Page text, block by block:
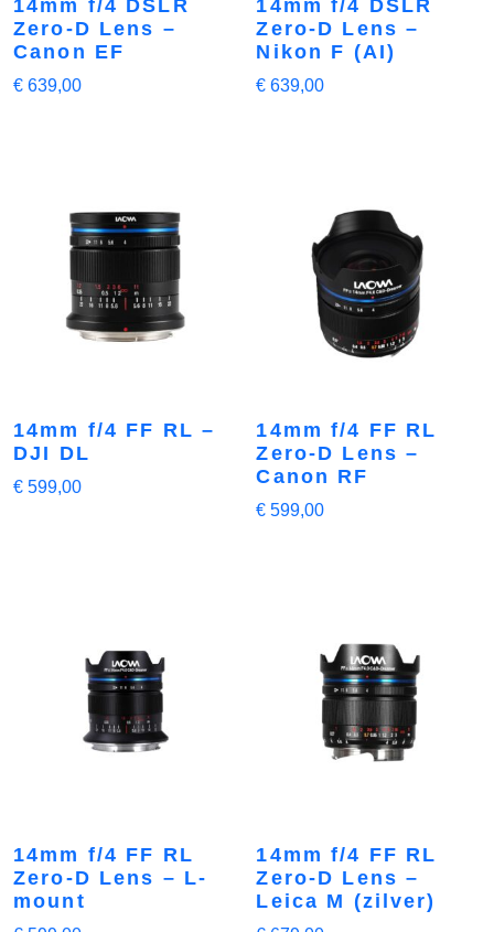
14mm f/4 DSLR
Zero-D Lens –
Canon EF
€ 639,00
14mm f/4 DSLR
Zero-D Lens –
Nikon F (AI)
€ 639,00
14mm f/4 FF RL –
DJI DL
€ 599,00
14mm f/4 FF RL
Zero-D Lens –
Canon RF
€ 599,00
14mm f/4 FF RL
Zero-D Lens – L-
mount
14mm f/4 FF RL
Zero-D Lens –
Leica M (zilver)